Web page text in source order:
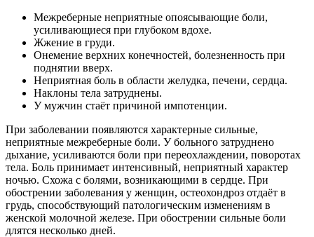
Межреберные неприятные опоясывающие боли,
усиливающиеся при глубоком вдохе.
Жжение в груди.
Онемение верхних конечностей, болезненность при
поднятии вверх.
Неприятная боль в области желудка, печени, сердца.
Наклоны тела затруднены.
У мужчин стаёт причиной импотенции.
При заболевании появляются характерные сильные,
неприятные межреберные боли. У больного затруднено
дыхание, усиливаются боли при переохлаждении, поворотах
тела. Боль принимает интенсивный, неприятный характер
ночью. Схожа с болями, возникающими в сердце. При
обострении заболевания у женщин, остеохондроз отдаёт в
грудь, способствующий патологическим изменениям в
женской молочной железе. При обострении сильные боли
длятся несколько дней.